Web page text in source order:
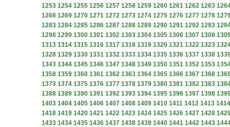
1253 1254 1255 1256 1257 1258 1259 1260 1261 1262 1263
1268 1269 1270 1271 1272 1273 1274 1275 1276 1277 1278
1283 1284 1285 1286 1287 1288 1289 1290 1291 1292 1293
1298 1299 1300 1301 1302 1303 1304 1305 1306 1307 1308
1313 1314 1315 1316 1317 1318 1319 1320 1321 1322 1323
1328 1329 1330 1331 1332 1333 1334 1335 1336 1337 1338
1343 1344 1345 1346 1347 1348 1349 1350 1351 1352 1353
1358 1359 1360 1361 1362 1363 1364 1365 1366 1367 1368
1373 1374 1375 1376 1377 1378 1379 1380 1381 1382 1383
1388 1389 1390 1391 1392 1393 1394 1395 1396 1397 1398
1403 1404 1405 1406 1407 1408 1409 1410 1411 1412 1413 1414
1418 1419 1420 1421 1422 1423 1424 1425 1426 1427 1428
1433 1434 1435 1436 1437 1438 1439 1440 1441 1442 1443